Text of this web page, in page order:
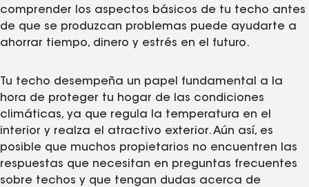
comprender los aspectos básicos de tu techo antes
de que se produzcan problemas puede ayudarte a
ahorrar tiempo, dinero y estrés en el futuro.
Tu techo desempeña un papel fundamental a la
hora de proteger tu hogar de las condiciones
climáticas, ya que regula la temperatura en el
interior y realza el atractivo exterior. Aún así, es
posible que muchos propietarios no encuentren las
respuestas que necesitan en preguntas frecuentes
sobre techos y que tengan dudas acerca de